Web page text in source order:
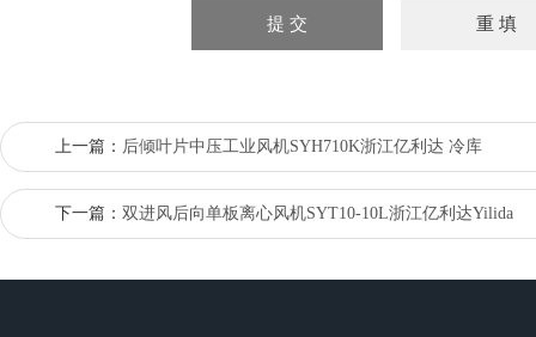
上一篇： 后倾叶片中压工业风机SYH710K浙江亿利达 冷库
下一篇： 双进风后向单板离心风机SYT10-10L浙江亿利达Yilida